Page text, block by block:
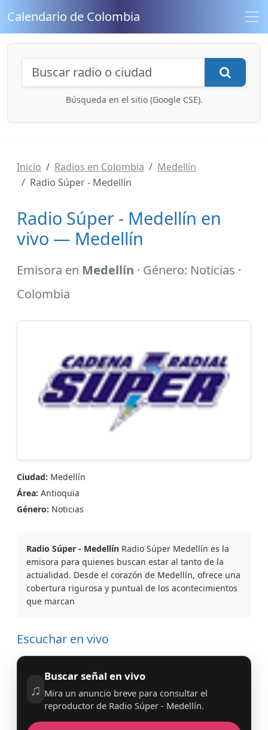
Calendario de Colombia
Búsqueda de radios y contenidos
Búsqueda en el sitio (Google CSE).
Inicio Radios en Colombia
Medellín
Radio Súper - Medellín
Radio Súper - Medellín en
vivo — Medellín
Emisora en Medellín · Género: Noticias ·
Colombia
Ciudad: Medellín
Área: Antioquia
Género: Noticias
Radio Súper - Medellín Radio Súper Medellín es la
emisora para quienes buscan estar al tanto de la
actualidad. Desde el corazón de Medellín, ofrece una
cobertura rigurosa y puntual de los acontecimientos
que marcan
Escuchar en vivo
♫
Buscar señal en vivo
Mira un anuncio breve para consultar el
reproductor de Radio Súper - Medellín.